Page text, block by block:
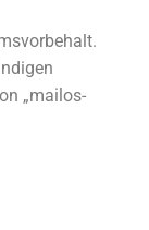
„mailos-